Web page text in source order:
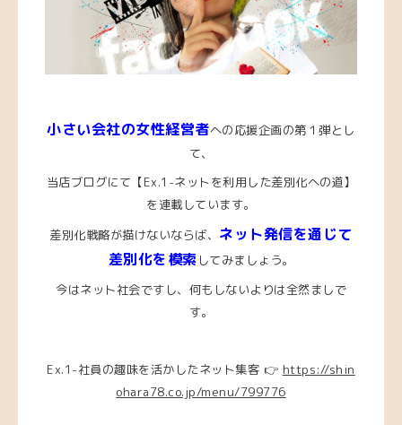
小さい会社の女性経営者への応援企画の第１弾とし
て、
当店ブログにて【Ex.1-ネットを利用した差別化への道】
を連載しています。
差別化戦略が描けないならば、 ネット発信を通じて
差別化を模索 してみましょう。
今はネット社会ですし、何もしないよりは全然ましで
す。
Ex.1-社員の趣味を活かしたネット集客 👉 https://shin
ohara78.co.jp/menu/799776